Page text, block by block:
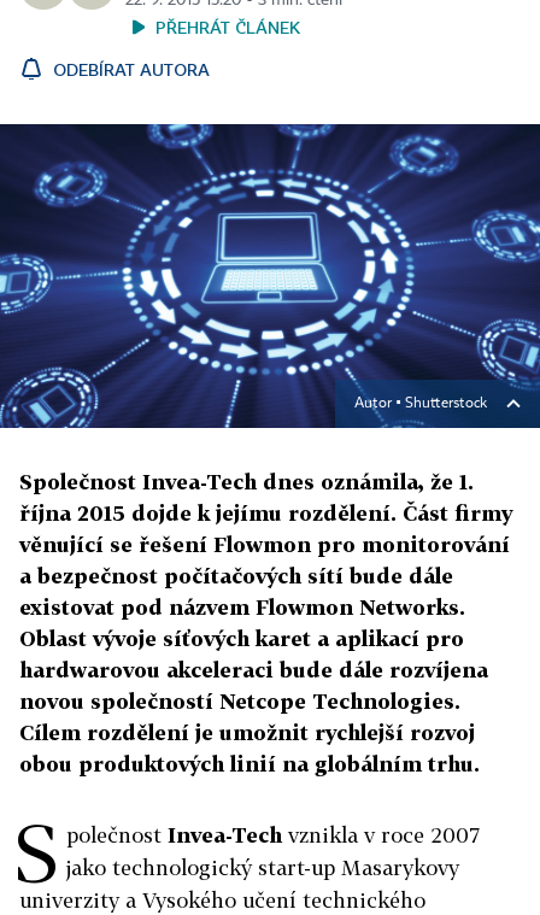
PŘEHRÁT ČLÁNEK
ODEBÍRAT AUTORA
Autor ▪ Shutterstock
Společnost Invea-Tech dnes oznámila, že 1.
října 2015 dojde k jejímu rozdělení. Část firmy
věnující se řešení Flowmon pro monitorování
a bezpečnost počítačových sítí bude dále
existovat pod názvem Flowmon Networks.
Oblast vývoje síťových karet a aplikací pro
hardwarovou akceleraci bude dále rozvíjena
novou společností Netcope Technologies.
Cílem rozdělení je umožnit rychlejší rozvoj
obou produktových linií na globálním trhu.
S polečnost Invea-Tech vznikla v roce 2007
jako technologický start-up Masarykovy
univerzity a Vysokého učení technického